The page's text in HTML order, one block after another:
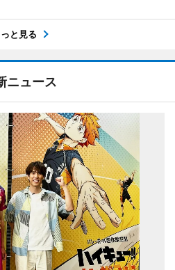
と見る
ニュース